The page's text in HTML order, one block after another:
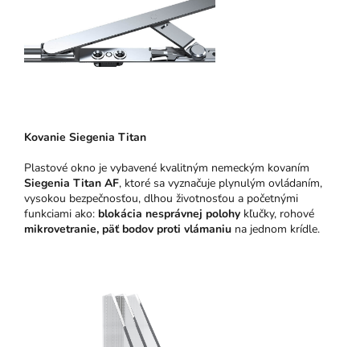
Kovanie Siegenia Titan
Plastové okno je vybavené kvalitným nemeckým kovaním
Siegenia Titan AF, ktoré sa vyznačuje plynulým ovládaním,
vysokou bezpečnosťou, dlhou životnosťou a početnými
funkciami ako: blokácia nesprávnej polohy kľučky, rohové
mikrovetranie, päť bodov proti vlámaniu na jednom krídle.